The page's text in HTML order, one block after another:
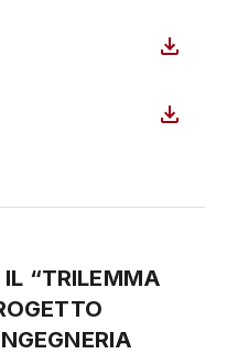
“TRILEMMA